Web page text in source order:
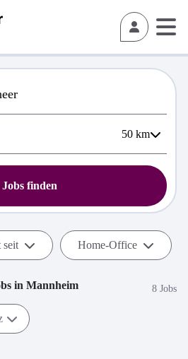
50 km
Jobs finden
seit Home-Office
in Mannheim 8 Jobs